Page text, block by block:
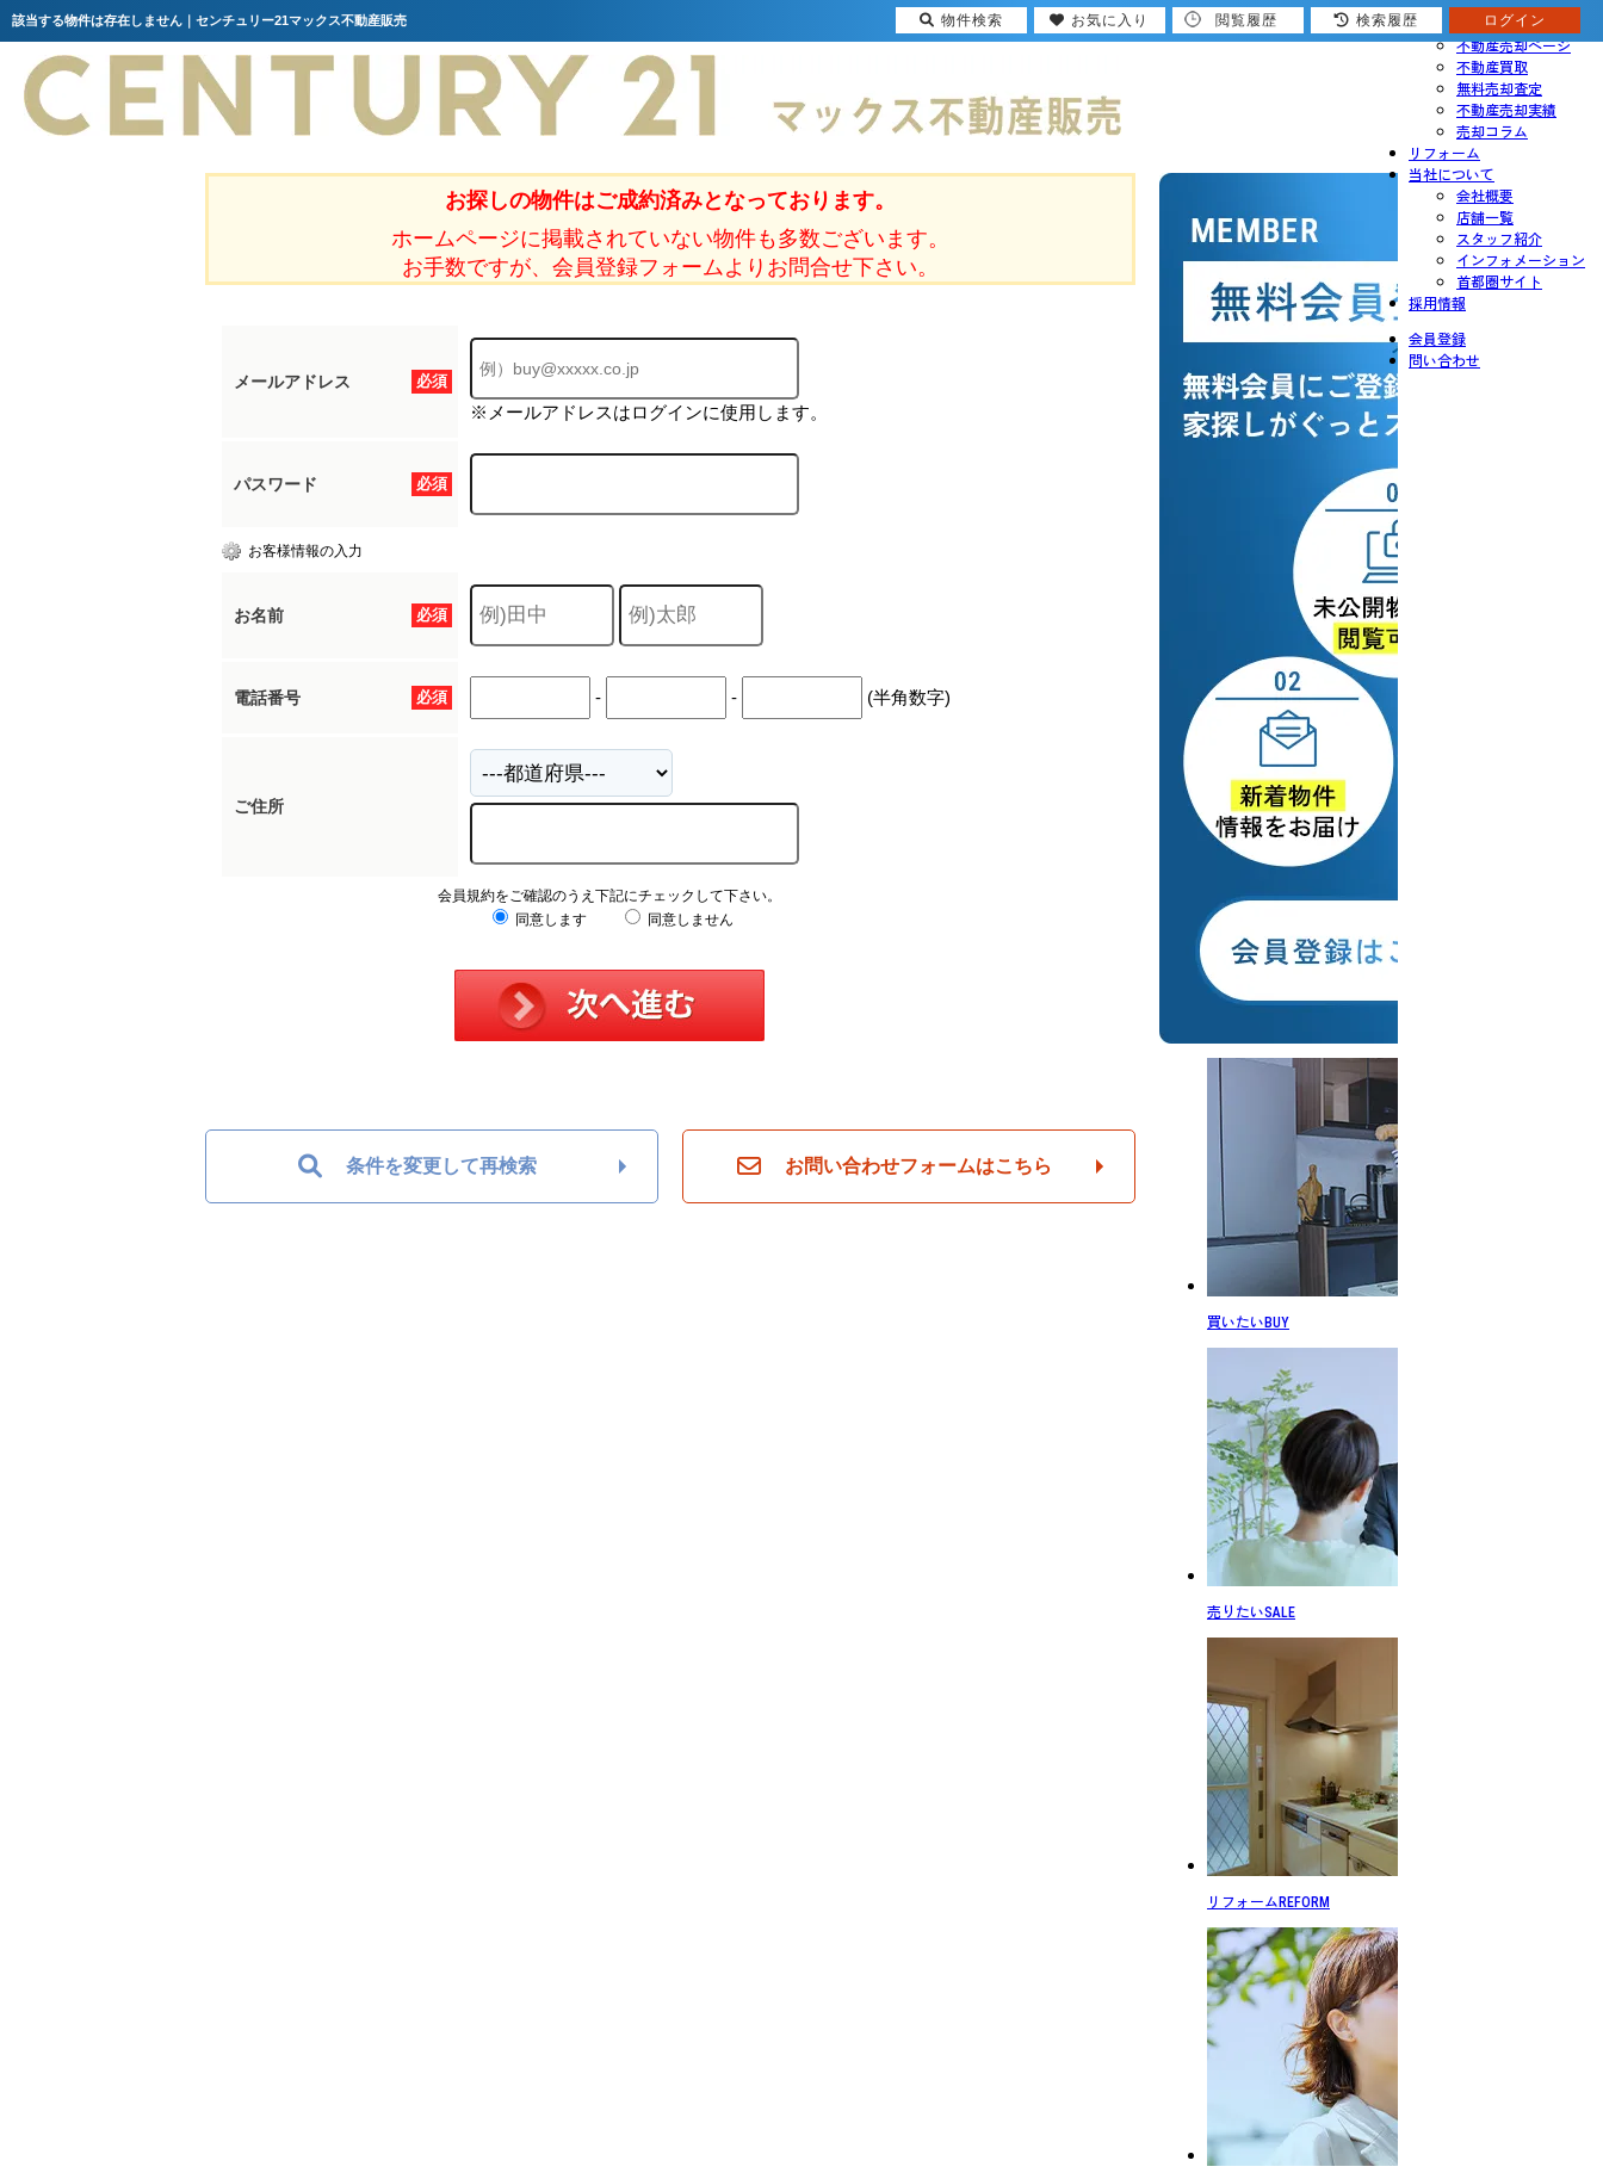
該当する物件は存在しません｜センチュリー21マックス不動産販売
売りたい
不動産売却ページ
不動産買取
無料売却査定
不動産売却実績
売却コラム
リフォーム
当社について
会社概要
店舗一覧
スタッフ紹介
インフォメーション
首都圏サイト
採用情報
会員登録
問い合わせ
お探しの物件はご成約済みとなっております。
ホームページに掲載されていない物件も多数ございます。
お手数ですが、会員登録フォームよりお問合せ下さい。
必須
メールアドレス
※メールアドレスはログインに使用します。
必須
パスワード
お客様情報の入力
必須
お名前
必須
電話番号 - - (半角数字)
ご住所
会員規約をご確認のうえ下記にチェックして下さい。
同意します
同意しません
条件を変更して再検索 お問い合わせフォームはこちら
買いたい BUY
売りたいSALE
リフォーム REFORM
物件検索 お気に入り 閲覧履歴 検索履歴 ログイン